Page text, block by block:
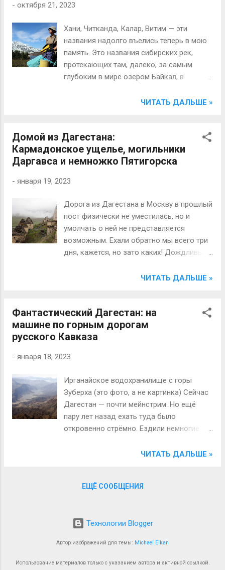
загребая на пике вала.
- октября 21, 2023
Хани, Читканда, Калар, Витим — эти
названия надолго въелись теперь в мою
память. Это названия сибирских рек,
протекающих там, далеко, за самым
глубоким в мире озером Байкал, в
и Забайкальского края (бывшей
лета 2023 года мы вдвоём шли то
пешком, то волоком, то сплавом по этим
рекам внутри Каларского хребта. За
безлюдной тайги, оленьих троп,
усталости, проливных дождей, снега и
тридцатиградусной жары, неожиданных
порогов, «распухшей» воды и
бесконечных плёсов.
ЧИТАТЬ ДАЛЬШЕ »
Домой из Дагестана:
Кармадонское ущелье, могильники
Даргавса и немножко Пятигорска
- января 19, 2023
Дорога из Дагестана в Москву в прошлый
пост физически не уместилась, но и
умолчать о ней не представляется
возможным. Ехали обратно мы всего три
дня, кажется, но зато каких! Дождливых,
Такая дорога, как и врасивейший
Кармадонское ущелье под
Владикавказом, древний и потрясающий
могильник Даргавс и Провал, на ремонт
Великий Комбинатор.
ЧИТАТЬ ДАЛЬШЕ »
Фантастический Дагестан: на
машине по горным дорогам
русского Кавказа
- января 18, 2023
Ирганайское водохранилище с горы
Зуберха (это фото, а не картинка) Сейчас
Дагестан — почти мейнстрим. Но ещё
пару лет назад ехать туда было
откровенно стрёмно. Ездили немногие
как слоны, советовали, рекомендовали,
решились. Цель была нетуристическая —
случай необходимости валить (обе
машине. 6000 км за 10 дней оказались
ЧИТАТЬ ДАЛЬШЕ »
ЕЩЁ СООБЩЕНИЯ
Технологии Blogger
Автор изображений для темы: Michael Elkan
Использование материалов только с указанием автора и активной ссылкой.